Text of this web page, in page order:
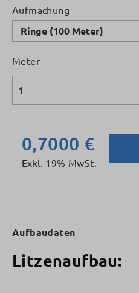
Aufmachung
Meter
0,7000 €
Exkl. 19% MwSt.
Aufbaudaten
Litzenaufbau: